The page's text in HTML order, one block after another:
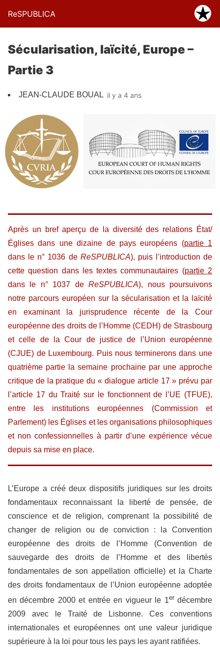
ReSPUBLICA
Sécularisation, laïcité, Europe –
Partie 3
JEAN-CLAUDE BOUAL il y a 4 ans
Après un bref aperçu de la diversité des relations État/
Églises dans une dizaine de pays européens (partie 1
dans le n° 1036 de ReSPUBLICA), puis l’introduction de
cette question dans les textes communautaires (partie 2
dans le n° 1037 deReSPUBLICA), nous poursuivons
notre parcours européen sur la sécularisation et la laïcité
en examinant la jurisprudence récente de la Cour
européenne des droits de l’Homme (CEDH) de Strasbourg
et celle de la Cour de justice de l’Union européenne
(CJUE) de Luxembourg. Puis nous terminerons dans une
quatrième partie la semaine prochaine par une approche
critique de la pratique du « dialogue article 17 » prévu par
l’article 17 du Traité sur le fonctionnent de l’UE (TFUE),
entre les institutions européennes (Commission et
Parlement) les Églises et les organisations philosophiques
et non confessionnelles à partir d’une expérience vécue
depuis sa mise en place.
L’Europe a créé deux dispositifs juridiques sur les droits
fondamentaux reconnaissant la liberté de pensée, de
conscience et de religion, comprenant la possibilité de
changer de religion ou de conviction : la Convention
européenne des droits de l’Homme (Convention de
sauvegarde des droits de l’Homme et des libertés
fondamentales de son appellation officielle) et la Charte
des droits fondamentaux de l’Union européenne adoptée
en décembre 2000 et entrée en vigueur le 1er décembre
2009 avec le Traité de Lisbonne. Ces conventions
internationales et européennes ont une valeur juridique
supérieure à la loi pour tous les pays les ayant ratifiées.